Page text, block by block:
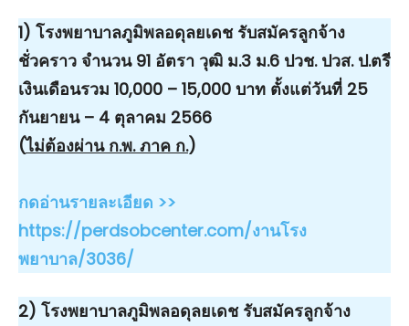
1) โรงพยาบาลภูมิพลอดุลยเดช รับสมัครลูกจ้าง
ชั่วคราว จำนวน 91 อัตรา วุฒิ ม.3 ม.6 ปวช. ปวส. ป.ตรี
เงินเดือนรวม 10,000 – 15,000 บาท ตั้งแต่วันที่ 25
กันยายน – 4 ตุลาคม 2566
(ไม่ต้องผ่าน ก.พ. ภาค ก.)
กดอ่านรายละเอียด >>
https://perdsobcenter.com/งานโรง
พยาบาล/3036/
2) โรงพยาบาลภูมิพลอดุลยเดช รับสมัครลูกจ้าง